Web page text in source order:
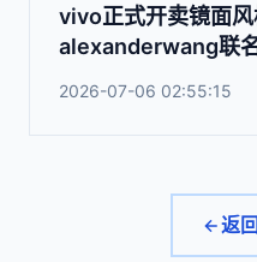
vivo正式开卖镜面
alexanderwang联
2026-07-06 02:55:15
返